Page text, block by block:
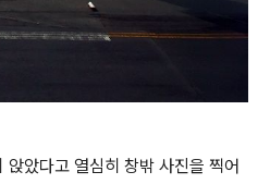
았다고 열심히 창밖 사진을 찍어